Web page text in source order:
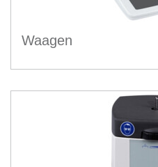
Waagen